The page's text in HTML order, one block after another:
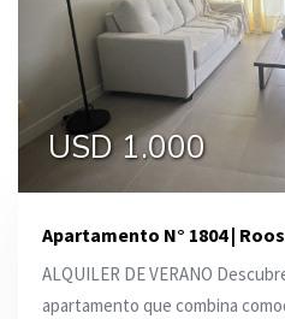
USD 1.000
Apartamento N° 1804 |
ALQUILER DE VERANO
apartamento que combina